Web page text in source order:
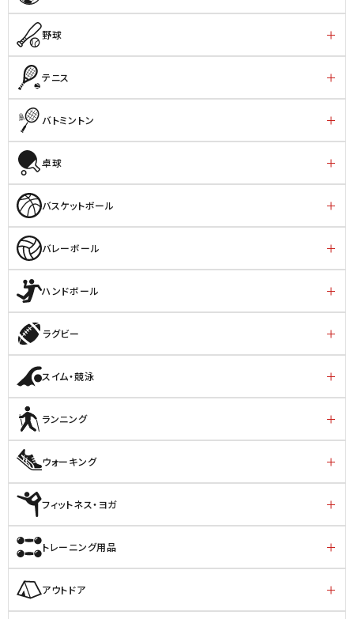
野球
テニス
バトミントン
卓球
バスケットボール
バレーボール
ハンドボール
ラグビー
スイム・競泳
ランニング
ウォーキング
フィットネス・ヨガ
トレーニング用品
アウトドア